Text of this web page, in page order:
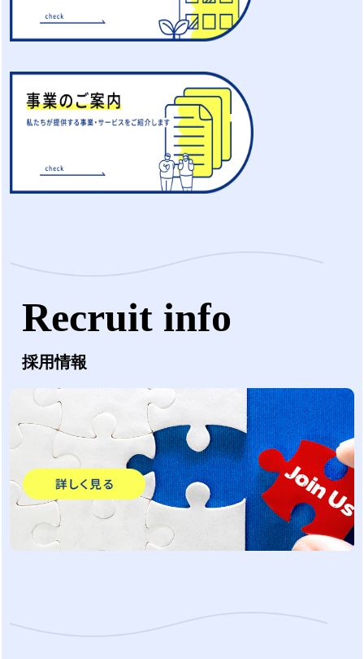
Recruit info
採用情報